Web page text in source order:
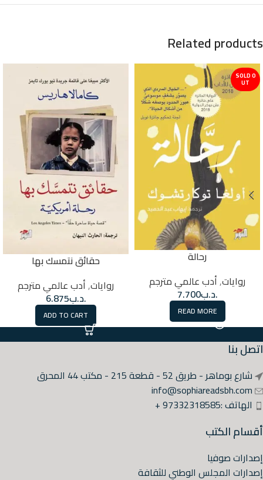
Related products
SOLD O
UT
رحالة
روايات,أدب عالمي مترجم
.د.ب7.700
READ MORE
حقائق نتمسك بها
روايات,أدب عالمي مترجم
.د.ب6.875
ADD TO CART
اتصل بنا
شارع بوماهر - طريق 52 - قطعة 215 - مكتب 44 المحرق
info@sophiareadsbh.com
الهاتف :97332318585 +
أقسام الكتب
إصدارات صوفيا
إصدارات المجلس الوطني للثقافة